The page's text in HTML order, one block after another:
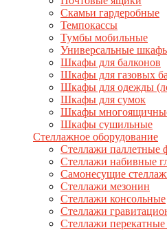
Скамьи гардеробные
Темпокассы
Тумбы мобильные
Универсальные
Шкафы для балконов
Шкафы для газовых
Шкафы для одежды
Шкафы для сумок
Шкафы
Шкафы сушильные
Стеллажное оборудование
Стеллажи паллетные
Стеллажи набивные
Самонесущие
Стеллажи мезонин
Стеллажи консольные
Стеллажи
Стеллажи